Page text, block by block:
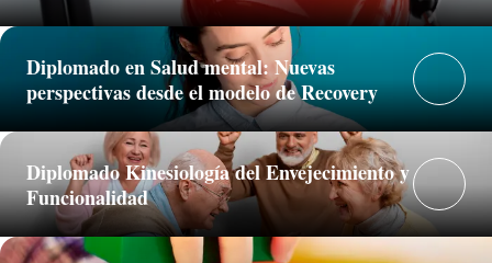
Diplomado en Salud mental: Nuevas
perspectivas desde el modelo de Recovery
Diplomado Kinesiología del Envejecimiento y
Funcionalidad